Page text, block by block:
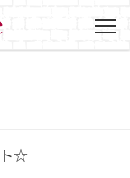
ト☆